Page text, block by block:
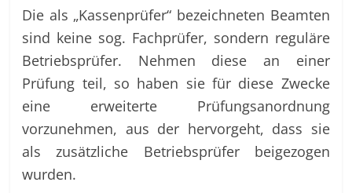
Die als „Kassenprüfer“ bezeichneten Beamten
sind keine sog. Fachprüfer, sondern reguläre
Betriebsprüfer. Nehmen diese an einer
Prüfung teil, so haben sie für diese Zwecke
eine erweiterte Prüfungsanordnung
vorzunehmen, aus der hervorgeht, dass sie
als zusätzliche Betriebsprüfer beigezogen
wurden.